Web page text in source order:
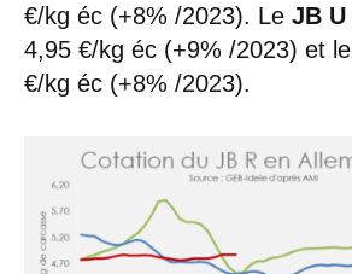
€/kg éc (+8% /2023). Le JB U
4,95 €/kg éc (+9% /2023) et le
€/kg éc (+8% /2023).